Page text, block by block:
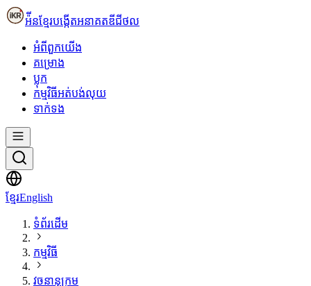
អ៉ីនខ្មែរបង្កើតអនាគតឌីជីថល
អំពី​ពួក​យើង
គម្រោង
ប្លុក
កម្មវិធីអត់បង់លុយ
ទាក់ទង
ខ្មែរEnglish
ទំព័រដើម
កម្មវិធី
វចនានុក្រម